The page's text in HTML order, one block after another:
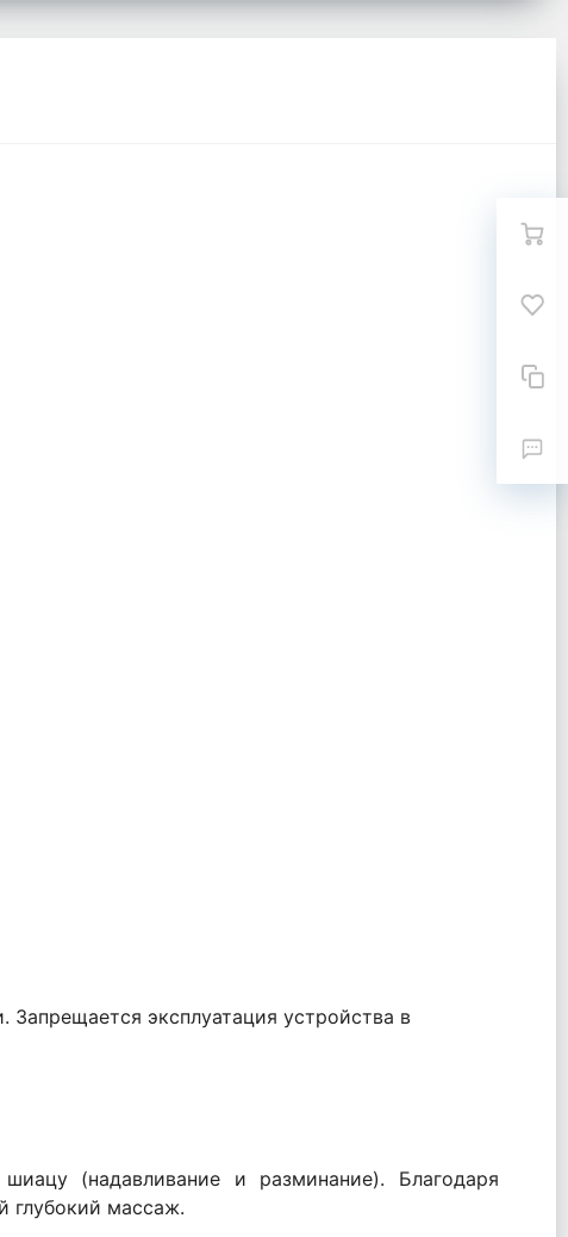
эксплуатация устройства в
(надавливание и разминание). Благодаря
глубокий массаж.